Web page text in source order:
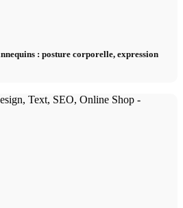
: posture corporelle, expression